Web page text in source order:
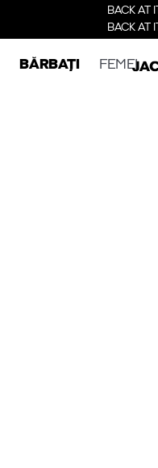
BACK AT
BACK AT
BĂRBAȚI FEMEI